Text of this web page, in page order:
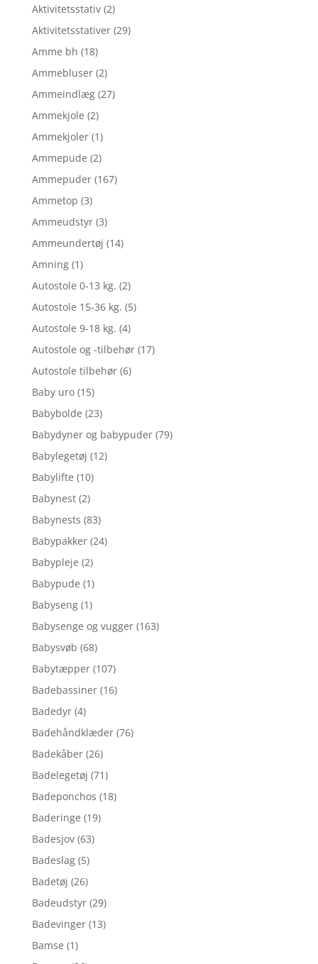
Aktivitetsstativ (2)
Aktivitetsstativer (29)
Amme bh (18)
Ammebluser (2)
Ammeindlæg (27)
Ammekjole (2)
Ammekjoler (1)
Ammepude (2)
Ammepuder (167)
Ammetop (3)
Ammeudstyr (3)
Ammeundertøj (14)
Amning (1)
Autostole 0-13 kg. (2)
Autostole 15-36 kg. (5)
Autostole 9-18 kg. (4)
Autostole og -tilbehør (17)
Autostole tilbehør (6)
Baby uro (15)
Babybolde (23)
Babydyner og babypuder (79)
Babylegetøj (12)
Babylifte (10)
Babynest (2)
Babynests (83)
Babypakker (24)
Babypleje (2)
Babypude (1)
Babyseng (1)
Babysenge og vugger (163)
Babysvøb (68)
Babytæpper (107)
Badebassiner (16)
Badedyr (4)
Badehåndklæder (76)
Badekåber (26)
Badelegetøj (71)
Badeponchos (18)
Baderinge (19)
Badesjov (63)
Badeslag (5)
Badetøj (26)
Badeudstyr (29)
Badevinger (13)
Bamse (1)